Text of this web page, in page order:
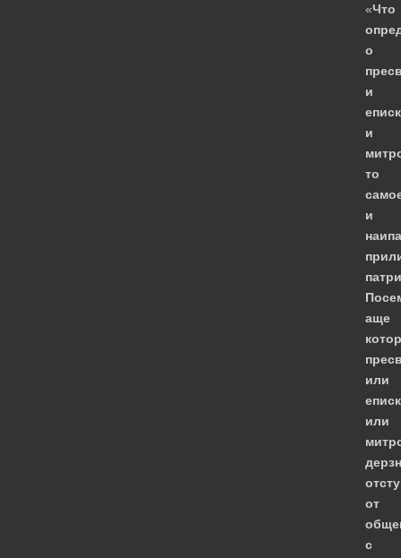
«Что
о
и
и
то
и
аще
или
или
от
с